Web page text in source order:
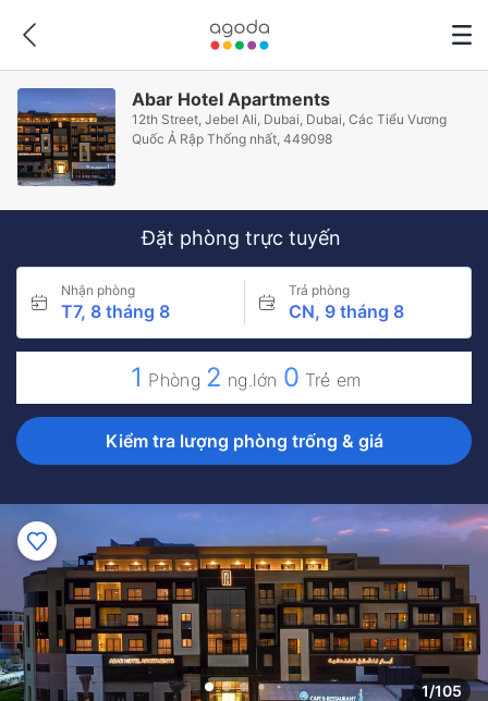
Abar Hotel Apartments
12th Street, Jebel Ali, Dubai, Dubai, Các Tiểu Vương
Quốc Ả Rập Thống nhất, 449098
Đặt phòng trực tuyến
Nhận phòng
T7, 8 tháng 8
Trả phòng
CN, 9 tháng 8
1 Phòng 2 ng.lớn 0 Trẻ em
Kiểm tra lượng phòng trống & giá
1/105